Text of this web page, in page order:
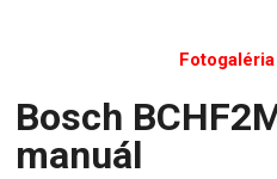
Bosch
manuál